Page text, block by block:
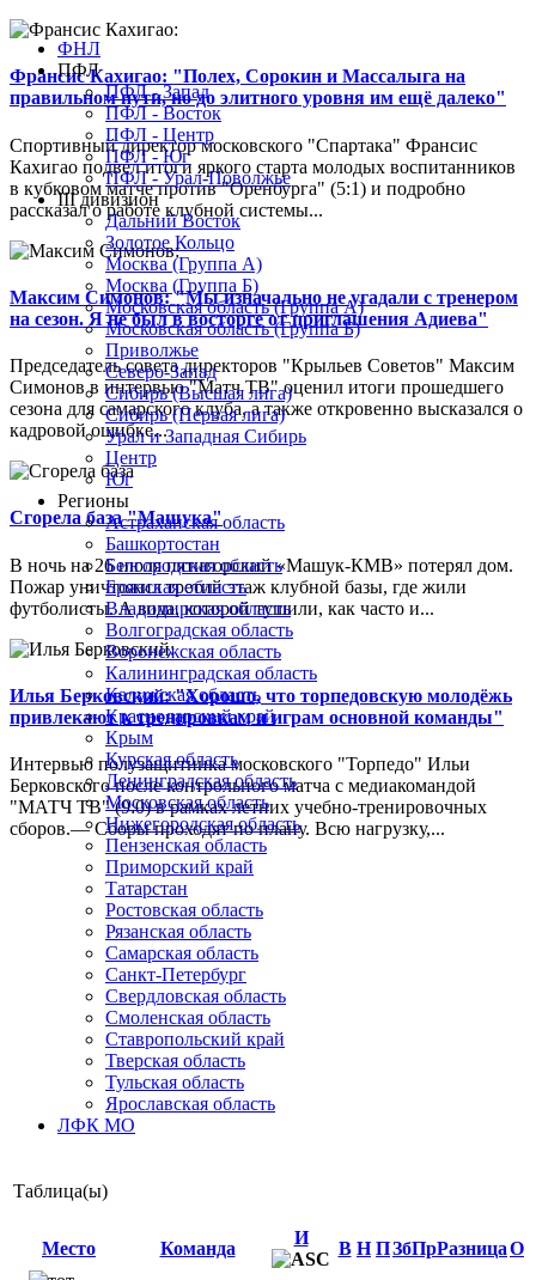
Франсис Кахигао: "Полех, Сорокин и Массалыга на
правильном пути, но до элитного уровня им ещё далеко"
Спортивный директор московского "Спартака" Франсис
Кахигао подвел итоги яркого старта молодых воспитанников
в кубковом матче против "Оренбурга" (5:1) и подробно
рассказал о работе клубной системы...
Максим Симонов: "Мы изначально не угадали с тренером
на сезон. Я не был в восторге от приглашения Адиева"
Председатель совета директоров "Крыльев Советов" Максим
Симонов в интервью "Матч ТВ" оценил итоги прошедшего
сезона для самарского клуба, а также откровенно высказался о
кадровой ошибке...
Сгорела база "Машука"
В ночь на 26 июля пятигорский «Машук-КМВ» потерял дом.
Пожар уничтожил третий этаж клубной базы, где жили
футболисты. А вода, которой тушили, как часто и...
Илья Берковский: "Хорошо, что торпедовскую молодёжь
привлекают к тренировкам и играм основной команды"
Интервью полузащитника московского "Торпедо" Ильи
Берковского после контрольного матча с медиакомандой
"МАТЧ ТВ" (9:0) в рамках летних учебно-тренировочных
сборов.— Сборы проходят по плану. Всю нагрузку,...
ФНЛ
ПФЛ
ПФЛ - Запад
ПФЛ - Восток
ПФЛ - Центр
ПФЛ - Юг
ПФЛ - Урал-Поволжье
III дивизион
Дальний Восток
Золотое Кольцо
Москва (Группа А)
Москва (Группа Б)
Московская область (Группа А)
Московская область (Группа Б)
Приволжье
Северо-Запад
Сибирь (Высшая лига)
Сибирь (Первая лига)
Урал и Западная Сибирь
Центр
Юг
Регионы
Астраханская область
Башкортостан
Белгородская область
Брянская область
Владимирская область
Волгоградская область
Воронежская область
Калининградская область
Калужская область
Краснодарский край
Крым
Курская область
Ленинградская область
Московская область
Нижегородская область
Пензенская область
Приморский край
Татарстан
Ростовская область
Рязанская область
Самарская область
Санкт-Петербург
Свердловская область
Смоленская область
Ставропольский край
Тверская область
Тульская область
Ярославская область
ЛФК МО
Таблица(ы)
Место Команда
И
В Н ПЗбПрРазницаО